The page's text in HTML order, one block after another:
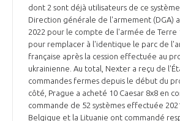
dont 2 sont déjà utilisateurs de ce
Direction générale de l'armement (DGA)
2022 pour le compte de l'armée de Terre
pour remplacer à l'identique le parc de
française après la cession effectuée au
ukrainienne. Au total, Nexter a reçu de
commandes fermes depuis le début du
côté, Prague a acheté 10 Caesar 8x8 en
commande de 52 systèmes effectuée
Belgique et la Lituanie ont commandé